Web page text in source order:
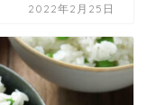
2022年2月25日